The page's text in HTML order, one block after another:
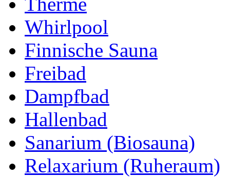
Whirlpool
Finnische Sauna
Freibad
Dampfbad
Hallenbad
Sanarium (Biosauna)
Relaxarium (Ruheraum)